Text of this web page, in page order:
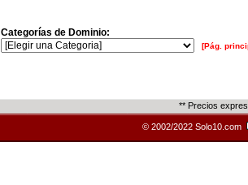
Categorías de Dominio:
[Pág.
** Precios
© 2002/2022 Solo10.com